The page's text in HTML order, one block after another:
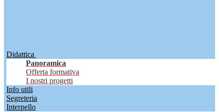
Didattica
Panoramica
Offerta formativa
I nostri progetti
Info utili
Segreteria
Interpello